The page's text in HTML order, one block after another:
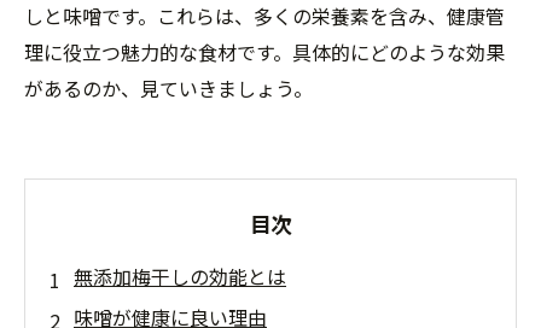
しと味噌です。これらは、多くの栄養素を含み、健康管
理に役立つ魅力的な食材です。具体的にどのような効果
があるのか、見ていきましょう。
目次
無添加梅干しの効能とは
味噌が健康に良い理由